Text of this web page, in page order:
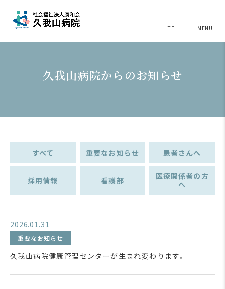
TEL MENU
久我山病院からのお知らせ
すべて 重要なお知らせ 患者さんへ
採用情報 看護部
医療関係者の方
へ
2026.01.31
重要なお知らせ
久我山病院健康管理センターが生まれ変わります。